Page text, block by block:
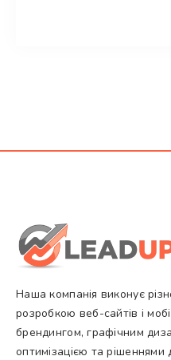
Наша компанія виконує
розробкою веб-сайтів і
брендингом, графічним
оптимізацією та рішеннями